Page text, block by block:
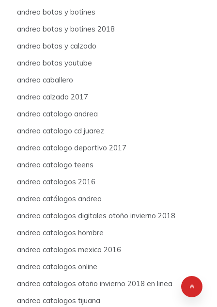
andrea botas y botines
andrea botas y botines 2018
andrea botas y calzado
andrea botas youtube
andrea caballero
andrea calzado 2017
andrea catalogo andrea
andrea catalogo cd juarez
andrea catalogo deportivo 2017
andrea catalogo teens
andrea catalogos 2016
andrea catálogos andrea
andrea catalogos digitales otoño invierno 2018
andrea catalogos hombre
andrea catalogos mexico 2016
andrea catalogos online
andrea catalogos otoño invierno 2018 en linea
andrea catalogos tijuana